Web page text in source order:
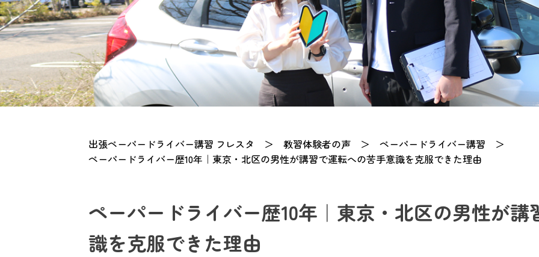
出張ペーパードライバー講習 フレスタ ＞ 教習体験者の声 ＞ ペーパードライバー講習 ＞
ペーパードライバー歴10年｜東京・北区の男性が講習で運転への苦手意識を克服できた理由
ペーパードライバー歴10年｜東京・北区の男性が
識を克服できた理由